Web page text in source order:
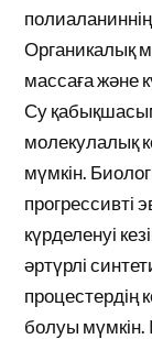
Органикалық
массаға және
Су
молекулалық
мүмкін.
прогрессивті
күрделенуі
әртүрлі
процестердің
болуы мүмкін.